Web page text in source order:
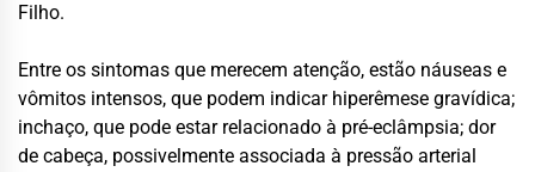
Filho.
Entre os sintomas que merecem atenção, estão náuseas e
vômitos intensos, que podem indicar hiperêmese gravídica;
inchaço, que pode estar relacionado à pré-eclâmpsia; dor
de cabeça, possivelmente associada à pressão arterial